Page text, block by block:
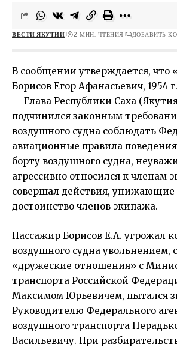
ВЕСТИ ЯКУТИИ 2 МИН. ЧТЕНИЯ ДОБАВИТЬ
В сообщении утверждается, что
Борисов Егор Афанасьевич, 1954
— Глава Республики Саха
подчинился законным
воздушного судна соблюдать
авиационные правила
борту воздушного судна,
агрессивно относился к членам
совершал действия, унижающие
достоинство членов экипажа.
Пассажир Борисов Е.А. угрожал
воздушного судна увольнением,
«дружеские отношения» с
транспорта Российской
Максимом Юрьевичем, пытался
Руководителю Федерального
воздушного транспорта
Васильевичу. При